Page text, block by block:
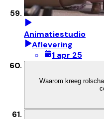
Animatiestudio
Aflevering
1 apr 25
Waarom kreeg